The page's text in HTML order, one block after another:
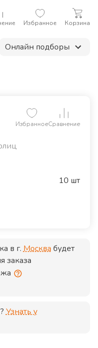
Избранное Корзина
Онлайн подборы
ИзбранноеСравнение
10 шт
в г.Москва будет
заказа
Узнать у